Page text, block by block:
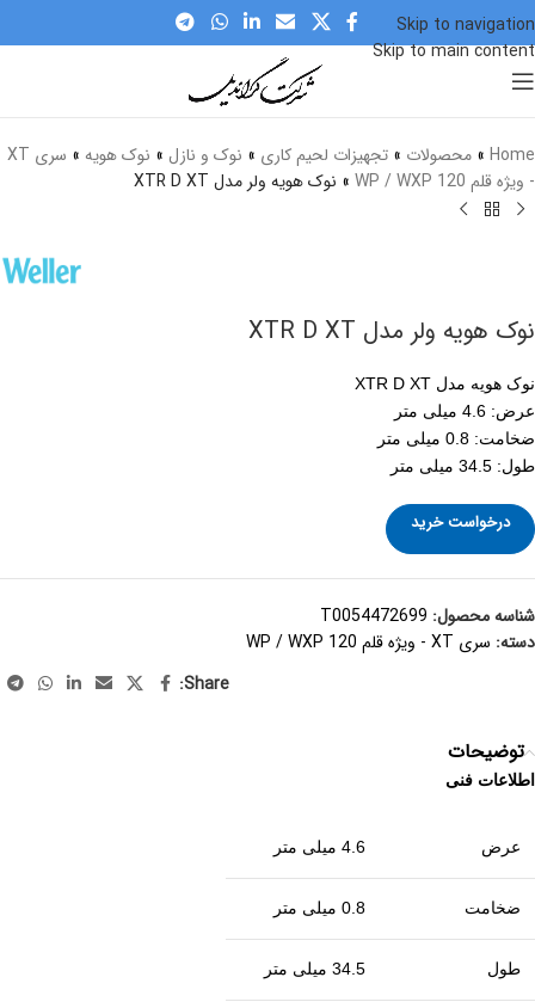
Skip to navigation
Skip to main content
برای بزرگنمایی کلیک کنید
Home
» محصولات » تجهیزات لحیم کاری » نوک و نازل » نوک هویه »
سری XT
- ویژه قلم WP / WXP 120
» نوک هویه ولر مدل XTR D XT
نوک هویه ولر مدل XTR D XT
نوک هویه مدل XTR D XT
عرض: 4.6 میلی متر
ضخامت: 0.8 میلی متر
طول: 34.5 میلی متر
درخواست خرید
شناسه محصول: T0054472699
دسته: سری XT - ویژه قلم WP / WXP 120
Share:
توضیحات
اطلاعات فنی
عرض 4.6 میلی متر
ضخامت 0.8 میلی متر
طول 34.5 میلی متر